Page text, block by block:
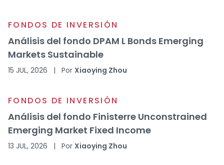
FONDOS DE INVERSIÓN
Análisis del fondo DPAM L Bonds Emerging
Markets Sustainable
15 JUL, 2026 | Por Xiaoying Zhou
FONDOS DE INVERSIÓN
Análisis del fondo Finisterre Unconstrained
Emerging Market Fixed Income
13 JUL, 2026 | Por Xiaoying Zhou